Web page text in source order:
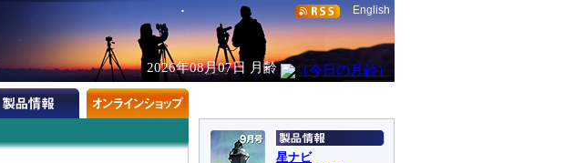
English
2026年08月07日 月齢
星ナビ